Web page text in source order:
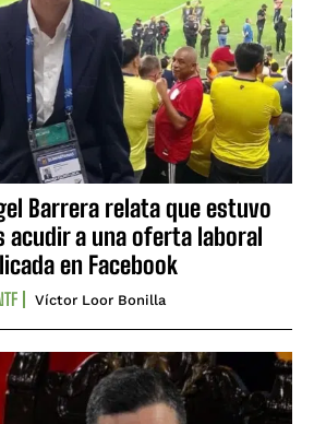
Barrera relata que estuvo
acudir a una oferta laboral
en Facebook
Víctor Loor Bonilla